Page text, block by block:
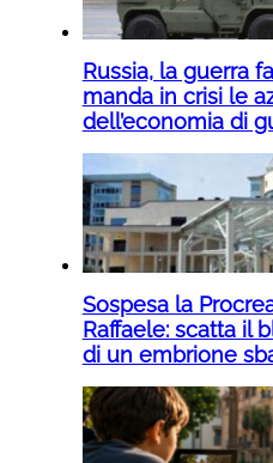
Russia, la guerra
manda in crisi le
dell’economia di
Sospesa la
Raffaele: scatta il
di un embrione